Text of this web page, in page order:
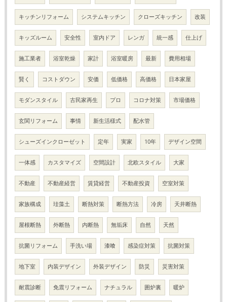
キッチンリフォーム システムキッチン クローズキッチン 改装
キッズルーム 安全性 室内ドア レンガ 統一感 仕上げ
施工業者 浴室乾燥 家計 浴室暖房 最新 費用相場
賢く コストダウン 安価 低価格 高価格 日本家屋
モダンスタイル 古民家再生 プロ コロナ対策 市場価格
玄関リフォーム 事情 新生活様式 配水管
シューズインクローゼット 定年 実家 10年 デザイン空間
一体感 カスタマイズ 空間設計 北欧スタイル 大家
不動産 不動産経営 賃貸経営 不動産投資 空室対策
家族構成 珪藻土 断熱対策 断熱方法 冷房 天井断熱
屋根断熱 外断熱 内断熱 無垢床 自然 天然
抗菌リフォーム 手洗い場 漆喰 感染症対策 抗菌対策
地下室 内装デザイン 外装デザイン 防災 災害対策
耐震診断 免震リフォーム ナチュラル 囲炉裏 暖炉